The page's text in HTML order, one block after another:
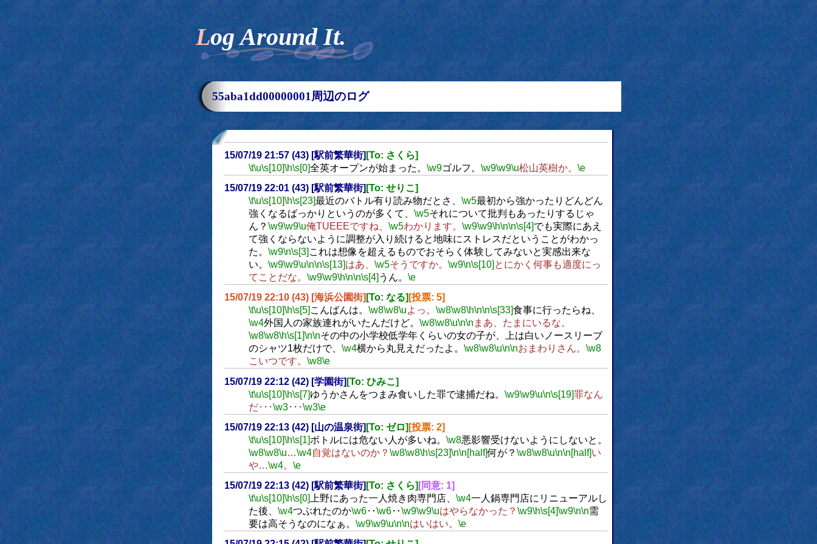
Log Around It.
55aba1dd00000001周辺のログ
15/07/19 21:57 (43) [駅前繁華街] [To: さくら]
\t\u\s[10]\h\s[0]全英オープンが始まった。 \w9ゴルフ。 \w9\w9\u松山英樹か。 \e
15/07/19 22:01 (43) [駅前繁華街] [To: せりこ]
\t\u\s[10]\h\s[23]最近のバトル有り読み物だとさ、 \w5最初から強かったりどんどん
強くなるばっかりというのが多くて、 \w5それについて批判もあったりするじゃ
ん？ \w9\w9\u俺TUEEEですね、 \w5わかります。 \w9\w9\h\n\n\s[4]でも実際にあえ
て強くならないように調整が入り続けると地味にストレスだということがわかっ
た。 \w9\n\s[3] これは想像を超えるものでおそらく体験してみないと実感出来な
い。 \w9\w9\u\n\n\s[13]はあ、 \w5そうですか。 \w9\n\s[10] とにかく何事も適度にっ
てことだな。 \w9\w9\h\n\n\s[4] うん。 \e
15/07/19 22:10 (43) [海浜公園街] [To: なる] [投票: 5]
\t\u\s[10]\h\s[5] こんばんは。 \w8\w8\uよっ。 \w8\w8\h\n\n\s[33]食事に行ったらね、
\w4外国人の家族連れがいたんだけど。 \w8\w8\u\n\n まあ、たまにいるな。
\w8\w8\h\s[1]\n\nその中の小学校低学年くらいの女の子が、上は白いノースリーブ
のシャツ1枚だけで、 \w4横から丸見えだったよ。 \w8\w8\u\n\nおまわりさん。 \w8
こいつです。 \w8\e
15/07/19 22:12 (42) [学園街] [To: ひみこ]
\t\u\s[10]\h\s[7]ゆうかさんをつまみ食いした罪で逮捕だね。 \w9\w9\u\n\s[19]罪なん
だ･･･\w3･･･\w3\e
15/07/19 22:13 (42) [山の温泉街] [To: ゼロ] [投票: 2]
\t\u\s[10]\h\s[1]ボトルには危ない人が多いね。 \w8悪影響受けないようにしないと。
\w8\w8\u…\w4自覚はないのか？ \w8\w8\h\s[23]\n\n[half]何が？ \w8\w8\u\n\n[half]い
や…\w4。 \e
15/07/19 22:13 (42) [駅前繁華街] [To: さくら] [同意: 1]
\t\u\s[10]\h\s[0] 上野にあった一人焼き肉専門店、 \w4一人鍋専門店にリニューアルし
た後、 \w4つぶれたのか\w6‥\w6‥\w9\w9\uはやらなかった？ \w9\h\s[4]\w9\n\n需
要は高そうなのになぁ。 \w9\w9\u\n\nはいはい。 \e